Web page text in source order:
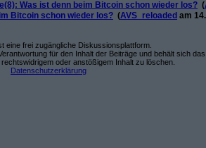
Was ist denn beim Bitcoin schon wieder los? (
Bitcoin schon wieder los? (AVS_reloaded am
eine frei zugängliche Diskussionsplattform.
für den Inhalt der Beiträge und behält sich das
oder anstößigem Inhalt zu löschen.
Datenschutzerklärung